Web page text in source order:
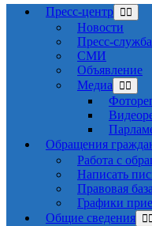
Пресс-центр
Новости
Пресс-служба
СМИ
Объявление
Медиа
Обращения
Работа с
Написать
Правовая база
Графики
Общие сведения